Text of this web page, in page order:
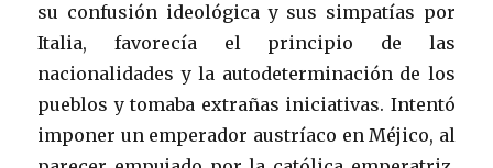
su confusión ideológica y sus simpatías por
Italia, favorecía el principio de las
nacionalidades y la autodeterminación de los
pueblos y tomaba extrañas iniciativas. Intentó
imponer un emperador austríaco en Méjico, al